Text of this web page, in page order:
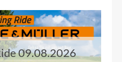
09.08.2026